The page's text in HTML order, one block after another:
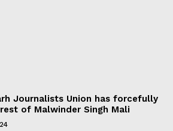
Journalists Union has forcefully
of Malwinder Singh Mali